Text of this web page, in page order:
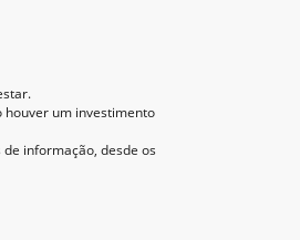
houver um investimento
informação, desde os